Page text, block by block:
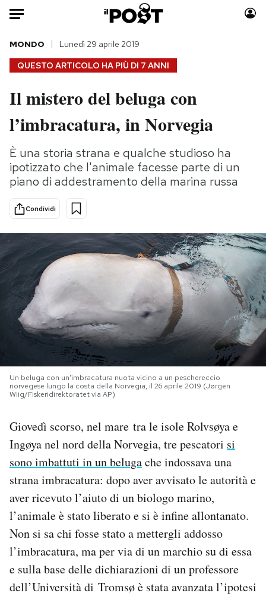
Auto
HOME
Italia
Politica
Tecnologia
Internet
Scienza
Cultura
Economia
Moda
Consumismi
Storie/Idee
Ok Boomer!
Media
Mondiali calcio 2026
PODCAST
NEWSLETTER
I MIEI PREFERITI
CALENDARIO
AREA PERSONALE
Area Personale
Regala il Post
Hai bisogno di aiuto?
Esci
QUESTO ARTICOLO HA PIÙ DI 7 ANNI
MONDO Lunedì 29 aprile 2019
Il mistero del beluga con
l’imbracatura, in Norvegia
È una storia strana e qualche studioso ha
ipotizzato che l'animale facesse parte di un
piano di addestramento della marina russa
Condividi
Un beluga con un'imbracatura nuota vicino a un peschereccio
norvegese lungo la costa della Norvegia, il 26 aprile 2019 (Jørgen
Wiig/Fiskeridirektoratet via AP)
Giovedì scorso, nel mare tra le isole Rolvsøya e
Ingøya nel nord della Norvegia, tre pescatori si
sono imbattuti in un belugache indossava una
strana imbracatura: dopo aver avvisato le autorità e
aver ricevuto l’aiuto di un biologo marino,
l’animale è stato liberato e si è infine allontanato.
Non si sa chi fosse stato a mettergli addosso
l’imbracatura, ma per via di un marchio su di essa
e sulla base delle dichiarazioni di un professore
dell’Università di Tromsø è stata avanzata l’ipotesi